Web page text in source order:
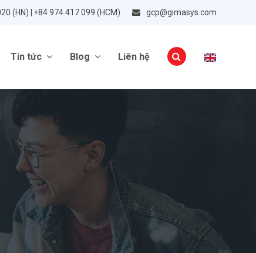
(HN) | +84 974 417 099 (HCM) gcp@gimasys.com
Tin tức Blog Liên hệ